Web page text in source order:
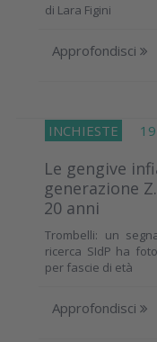
di Lara Figini
Approfondisci
INCHIESTE 19
Le gengive
generazione
20 anni
Trombelli: un
ricerca SIdP ha
per fascie di età
Approfondisci